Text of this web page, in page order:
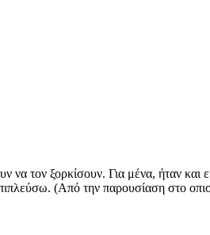
να τον ξορκίσουν. Για μένα, ήταν
(Από την παρουσίαση στο